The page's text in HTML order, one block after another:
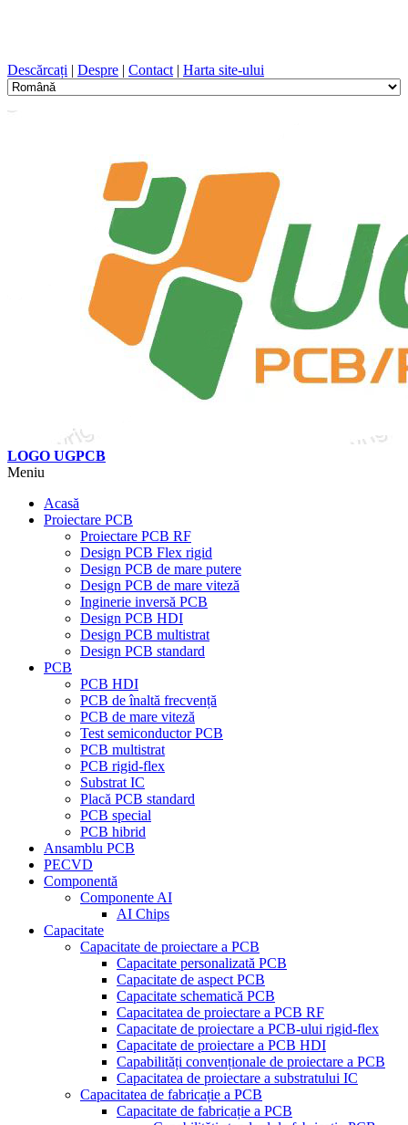
Descărcați | Despre | Contact | Harta site-ului
LOGO UGPCB
Meniu
Acasă
Proiectare PCB
Proiectare PCB RF
Design PCB Flex rigid
Design PCB de mare putere
Design PCB de mare viteză
Inginerie inversă PCB
Design PCB HDI
Design PCB multistrat
Design PCB standard
PCB
PCB HDI
PCB de înaltă frecvență
PCB de mare viteză
Test semiconductor PCB
PCB multistrat
PCB rigid-flex
Substrat IC
Placă PCB standard
PCB special
PCB hibrid
Ansamblu PCB
PECVD
Componentă
Componente AI
AI Chips
Capacitate
Capacitate de proiectare a PCB
Capacitate personalizată PCB
Capacitate de aspect PCB
Capacitate schematică PCB
Capacitatea de proiectare a PCB RF
Capacitate de proiectare a PCB-ului rigid-flex
Capacitate de proiectare a PCB HDI
Capabilități convenționale de proiectare a PCB
Capacitatea de proiectare a substratului IC
Capacitatea de fabricație a PCB
Capacitate de fabricație a PCB